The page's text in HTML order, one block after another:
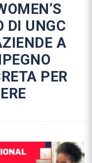
DI UNGC
A
PER